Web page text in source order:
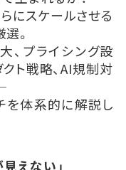
にスケールさせる
。
、プライシング設
ト戦略、AI規制対
を体系的に解説し
えない」